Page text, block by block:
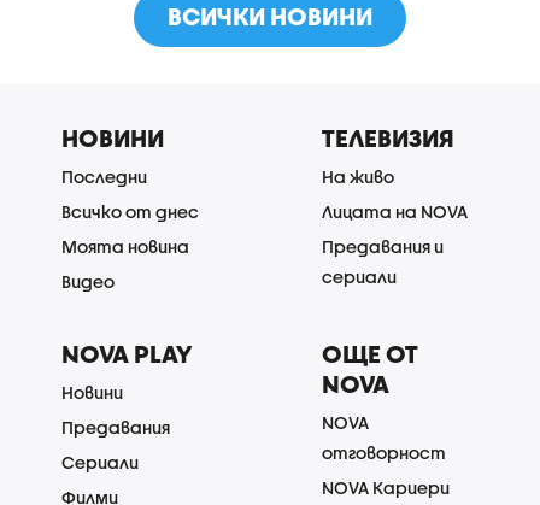
ВСИЧКИ НОВИНИ
НОВИНИ
Последни
Всичко от днес
Моята новина
Видео
ТЕЛЕВИЗИЯ
На живо
Лицата на NOVA
Предавания и
сериали
NOVA PLAY
Новини
Предавания
Сериали
Филми
ОЩЕ ОТ
NOVA
NOVA
отговорност
NOVA Кариери